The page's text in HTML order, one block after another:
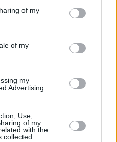
of my
of my
my
Advertising.
Use,
of my
with the
Kdy a kde bude Prima sport k
naladění na Skylinku